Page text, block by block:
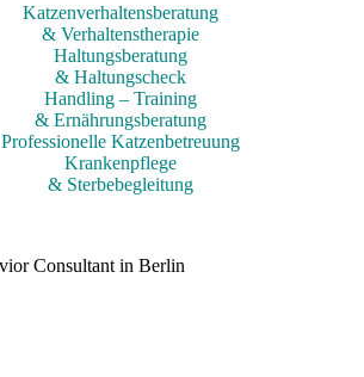
Katzenverhaltensberatung
& Verhaltenstherapie
Haltungsberatung
& Haltungscheck
Handling – Training
& Ernährungsberatung
Professionelle Katzenbetreuung
Krankenpflege
& Sterbebegleitung